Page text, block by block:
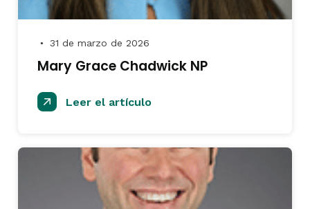
● 31 de marzo de 2026
Mary Grace Chadwick NP
Leer el artículo